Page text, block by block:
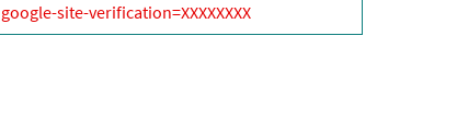
google-site-verification=XXXXXXXX